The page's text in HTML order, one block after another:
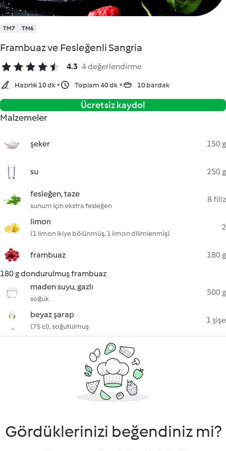
TM7 TM6
Frambuaz ve Fesleğenli Sangria
4.3 4 değerlendirme
Hazırlık 10 dk Toplam 40 dk 10 bardak
Ücretsiz kaydol
Malzemeler
şeker 150 g
su 250 g
fesleğen, taze
sunum için ekstra fesleğen
8 filiz
limon
(1 limon ikiye bölünmüş, 1 limon dilimlenmiş)
2
frambuaz
180 g
180 g dondurulmuş frambuaz
maden suyu, gazlı
soğuk
500 g
beyaz şarap
(75 cl), soğutulmuş
1 şişe
Gördüklerinizi beğendiniz mi?